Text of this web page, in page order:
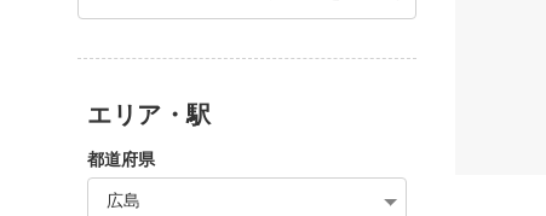
エリア・駅
都道府県
広島